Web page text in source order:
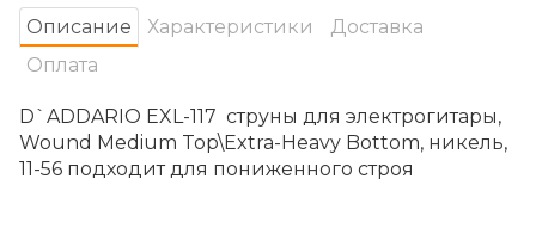
Oписание Характеристики
Доставка
Оплата
D`ADDARIO EXL-117 струны для электрогитары,
Wound Medium Top\Extra-Heavy Bottom, никель,
11-56 подходит для пониженного строя